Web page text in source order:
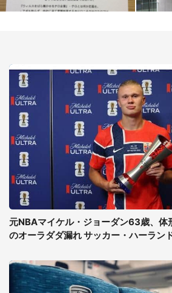
元NBAマイケル・ジョーダン63歳、体
のオーラダダ漏れ サッカー・ハーラン